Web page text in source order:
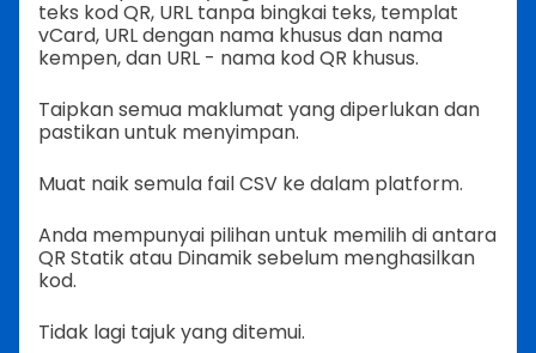
teks kod QR, URL tanpa bingkai teks, templat
vCard, URL dengan nama khusus dan nama
kempen, dan URL - nama kod QR khusus.
Taipkan semua maklumat yang diperlukan dan
pastikan untuk menyimpan.
Muat naik semula fail CSV ke dalam platform.
Anda mempunyai pilihan untuk memilih di antara
QR Statik atau Dinamik sebelum menghasilkan
kod.
Tidak lagi tajuk yang ditemui.